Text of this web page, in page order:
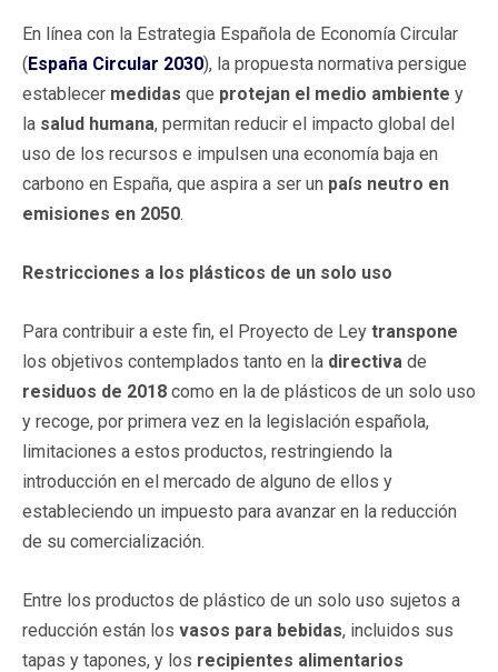
En línea con la Estrategia Española de Economía Circular
(España Circular 2030), la propuesta normativa persigue
establecer medidas que protejan el medio ambiente y
la salud humana, permitan reducir el impacto global del
uso de los recursos e impulsen una economía baja en
carbono en España, que aspira a ser un país neutro en
emisiones en 2050.
Restricciones a los plásticos de un solo uso
Para contribuir a este fin, el Proyecto de Ley transpone
los objetivos contemplados tanto en la directiva de
residuos de 2018 como en la de plásticos de un solo uso
y recoge, por primera vez en la legislación española,
limitaciones a estos productos, restringiendo la
introducción en el mercado de alguno de ellos y
estableciendo un impuesto para avanzar en la reducción
de su comercialización.
Entre los productos de plástico de un solo uso sujetos a
reducción están los vasos para bebidas, incluidos sus
tapas y tapones, y los recipientes alimentarios